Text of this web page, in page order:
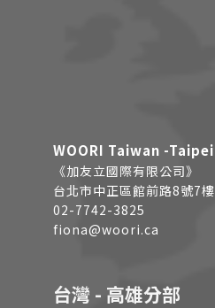
WOORI Taiwan -Taipei
《加友立國際有限公司》
台北市中正區館前路8號7樓
02-7742-3825
fiona@woori.ca
台灣 - 高雄分部